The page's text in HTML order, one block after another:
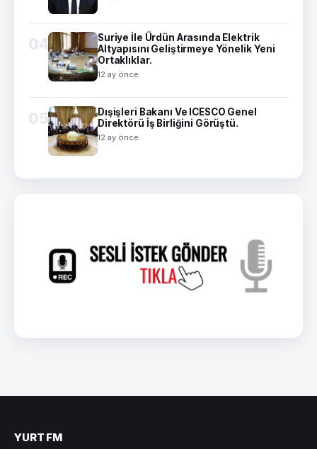
04
Suriye İle Ürdün Arasında Elektrik
Altyapısını Geliştirmeye Yönelik Yeni
Ortaklıklar.
12 ay önce
05
Dışişleri Bakanı Ve ICESCO Genel
Direktörü İş Birliğini Görüştü.
12 ay önce
YURT FM